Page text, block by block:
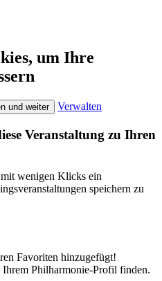
um Ihre
und weiter Verwalten
Veranstaltung zu Ihren
wenigen Klicks ein
speichern zu
Favoriten hinzugefügt!
Philharmonie-Profil finden.